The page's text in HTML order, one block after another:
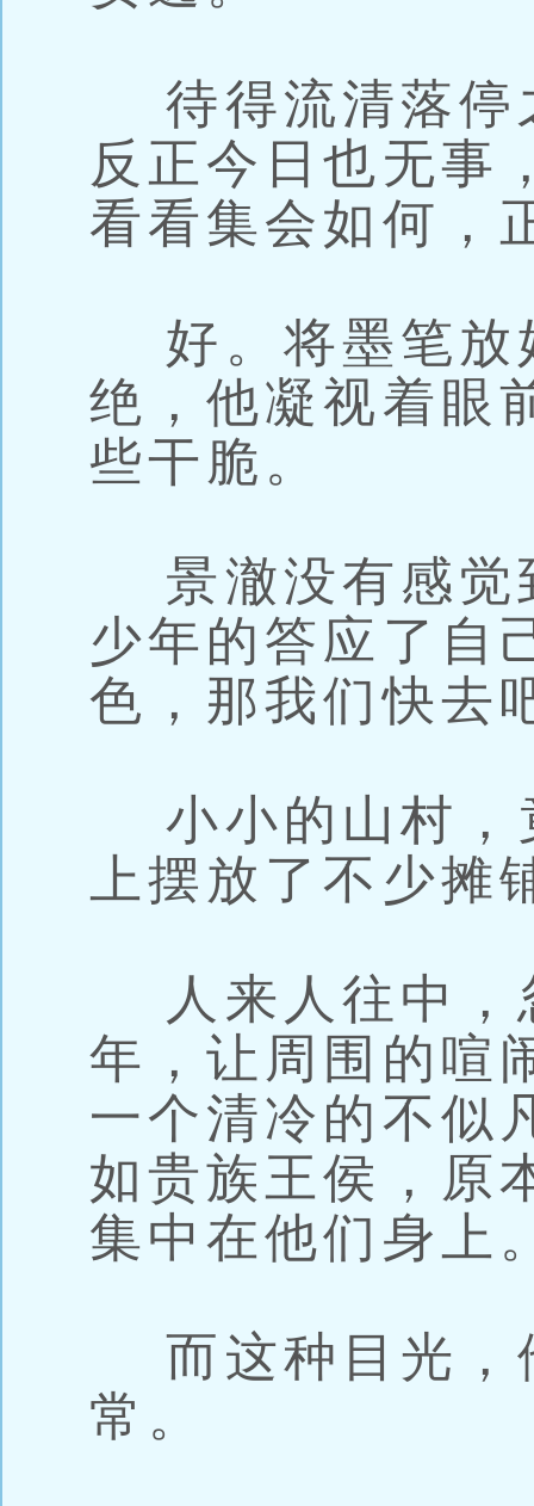
待得流清落停
反正今日也无事
看看集会如何，
好。将墨笔放
绝，他凝视着眼
些干脆。
景澈没有感觉
少年的答应了自
色，那我们快去
小小的山村，
上摆放了不少摊
人来人往中，
年，让周围的喧
一个清冷的不似
如贵族王侯，原
集中在他们身上
而这种目光，
常。